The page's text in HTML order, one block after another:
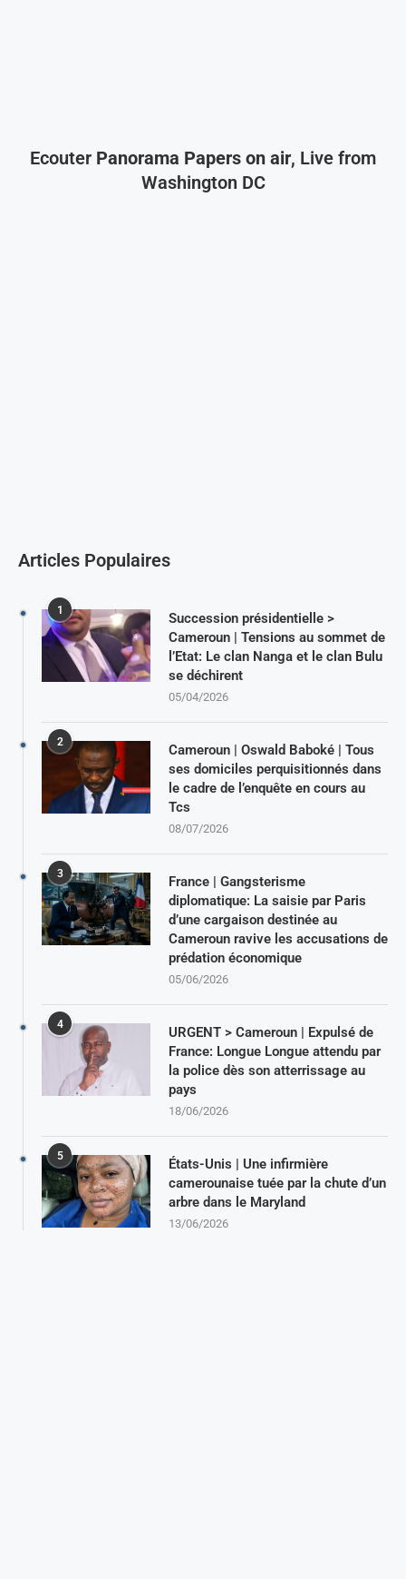
Ecouter Panorama Papers on air, Live from
Washington DC
Articles Populaires
1
Succession présidentielle >
Cameroun | Tensions au sommet de
l’Etat: Le clan Nanga et le clan Bulu
se déchirent
05/04/2026
2
Cameroun | Oswald Baboké | Tous
ses domiciles perquisitionnés dans
le cadre de l’enquête en cours au
Tcs
08/07/2026
3
France | Gangsterisme
diplomatique: La saisie par Paris
d’une cargaison destinée au
Cameroun ravive les accusations de
prédation économique
05/06/2026
4
URGENT > Cameroun | Expulsé de
France: Longue Longue attendu par
la police dès son atterrissage au
pays
18/06/2026
5
États-Unis | Une infirmière
camerounaise tuée par la chute d’un
arbre dans le Maryland
13/06/2026